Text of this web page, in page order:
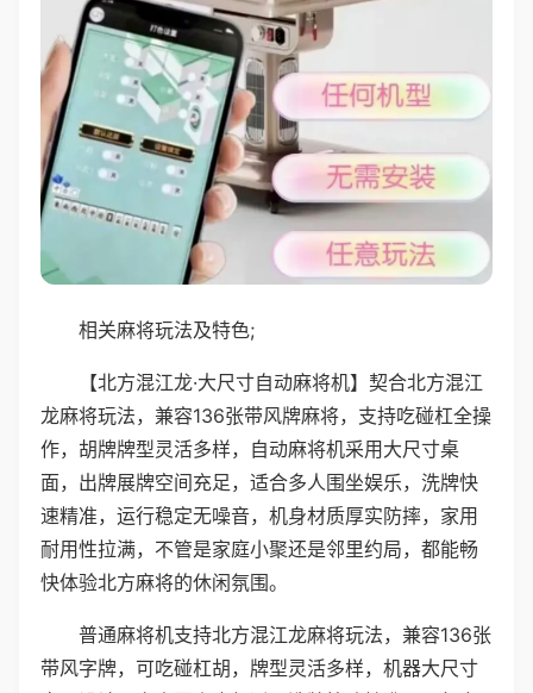
相关麻将玩法及特色;
【北方混江龙·大尺寸自动麻将机】契合北方混江
龙麻将玩法，兼容136张带风牌麻将，支持吃碰杠全操
作，胡牌牌型灵活多样，自动麻将机采用大尺寸桌
面，出牌展牌空间充足，适合多人围坐娱乐，洗牌快
速精准，运行稳定无噪音，机身材质厚实防摔，家用
耐用性拉满，不管是家庭小聚还是邻里约局，都能畅
快体验北方麻将的休闲氛围。
普通麻将机支持北方混江龙麻将玩法，兼容136张
带风字牌，可吃碰杠胡，牌型灵活多样，机器大尺寸